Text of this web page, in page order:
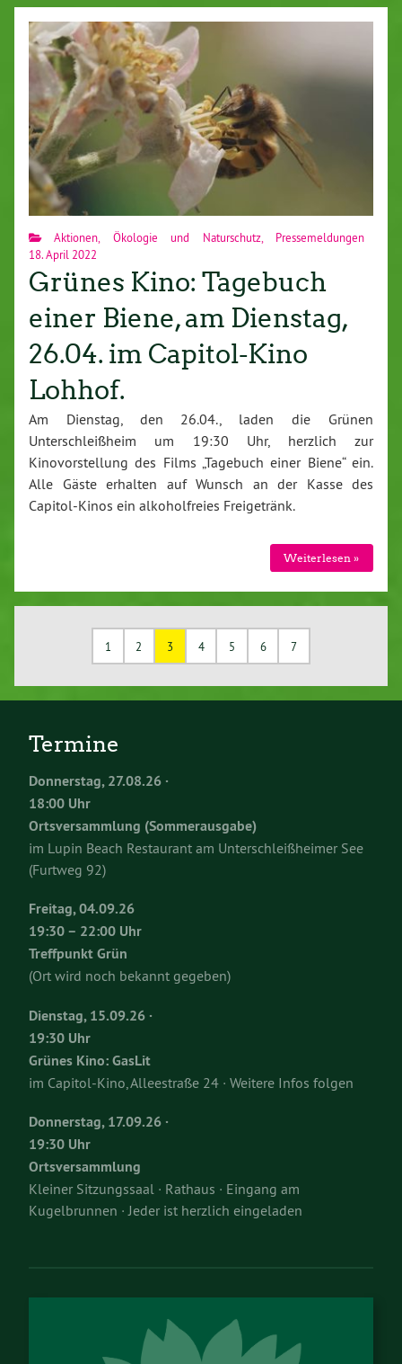
Aktionen Ökologie und Naturschutz, Pressemeldungen
18. April 2022
Grünes Kino: Tagebuch
einer Biene, am Dienstag,
26.04. im Capitol-Kino
Lohhof.
Am Dienstag, den 26.04., laden die Grünen
Unterschleißheim um 19:30 Uhr, herzlich zur
Kinovorstellung des Films „Tagebuch einer Biene“ ein.
Alle Gäste erhalten auf Wunsch an der Kasse des
Capitol-Kinos ein alkoholfreies Freigetränk.
Weiterlesen »
1 2 3 4 5 6 7
Termine
Donnerstag, 27.08.26 ·
18:00 Uhr
Ortsversammlung (Sommerausgabe)
im Lupin Beach Restaurant am Unterschleißheimer See
(Furtweg 92)
Freitag, 04.09.26
19:30 – 22:00 Uhr
Treffpunkt Grün
(Ort wird noch bekannt gegeben)
Dienstag, 15.09.26 ·
19:30 Uhr
Grünes Kino: GasLit
im Capitol-Kino, Alleestraße 24 · Weitere Infos folgen
Donnerstag, 17.09.26 ·
19:30 Uhr
Ortsversammlung
Kleiner Sitzungssaal · Rathaus · Eingang am
Kugelbrunnen · Jeder ist herzlich eingeladen